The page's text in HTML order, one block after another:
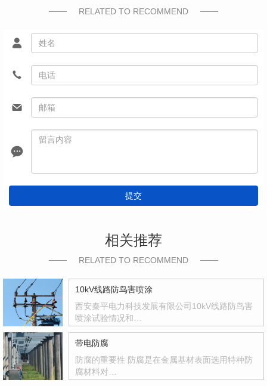
RELATED TO RECOMMEND
提交
相关推荐
RELATED TO RECOMMEND
10kV线路防鸟害喷涂
西安秦平电力科技发展有限公司10kV线路防鸟害
喷涂试验情况和…
带电防腐
防腐的重要性 防腐是在金属基材表面选用特种防
腐材料对…